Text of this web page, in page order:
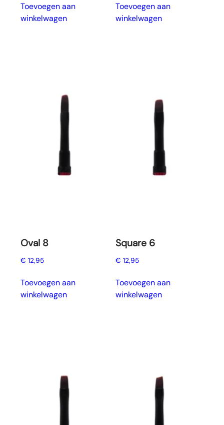
Toevoegen aan
winkelwagen
Toevoegen aan
winkelwagen
Oval 8
€ 12,95
Toevoegen aan
winkelwagen
Square 6
€ 12,95
Toevoegen aan
winkelwagen